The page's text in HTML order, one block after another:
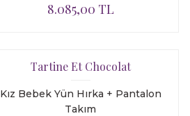
8.085,00 TL
Tartine Et Chocolat
Kız Bebek Yün Hırka + Pantalon
Takım